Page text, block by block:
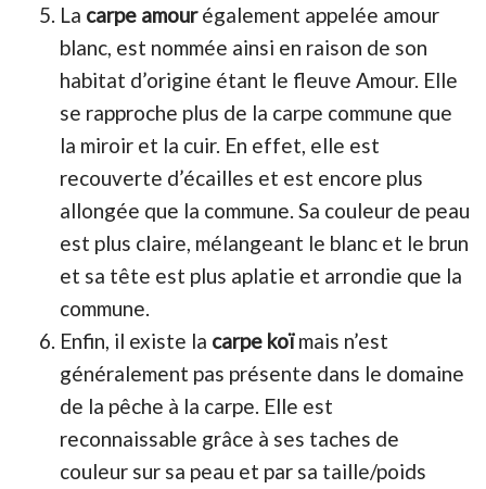
La carpe amourégalement appelée amour
blanc, est nommée ainsi en raison de son
habitat d’origine étant le fleuve Amour. Elle
se rapproche plus de la carpe commune que
la miroir et la cuir. En effet, elle est
recouverte d’écailles et est encore plus
allongée que la commune. Sa couleur de peau
est plus claire, mélangeant le blanc et le brun
et sa tête est plus aplatie et arrondie que la
commune.
Enfin, il existe la carpe koïmais n’est
généralement pas présente dans le domaine
de la pêche à la carpe. Elle est
reconnaissable grâce à ses taches de
couleur sur sa peau et par sa taille/poids